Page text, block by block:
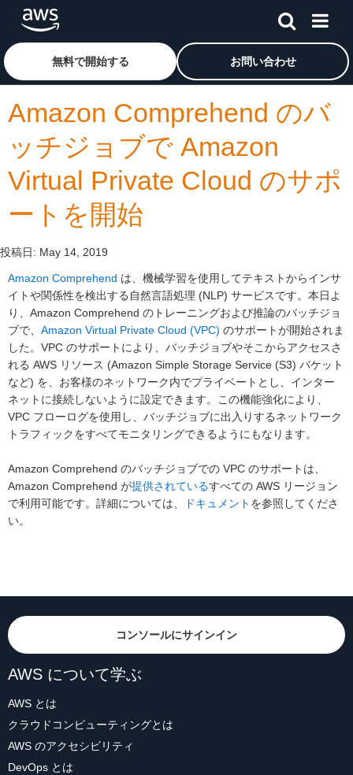
メインコンテンツに移動
アマゾン ウェブ サービスのホームページに戻るには、こ
無料で開始する お問い合わせ
Amazon Comprehend のバ
ッチジョブで Amazon
Virtual Private Cloud のサポ
ートを開始
投稿日: May 14, 2019
Amazon Comprehend は、機械学習を使用してテキストからインサ
イトや関係性を検出する自然言語処理 (NLP) サービスです。本日よ
り、Amazon Comprehend のトレーニングおよび推論のバッチジョ
ブで、 Amazon Virtual Private Cloud (VPC) のサポートが開始されま
した。VPC のサポートにより、バッチジョブやそこからアクセスさ
れる AWS リソース (Amazon Simple Storage Service (S3) バケット
など) を、お客様のネットワーク内でプライベートとし、インター
ネットに接続しないように設定できます。この機能強化により、
VPC フローログを使用し、バッチジョブに出入りするネットワーク
トラフィックをすべてモニタリングできるようにもなります。
Amazon Comprehend のバッチジョブでの VPC のサポートは、
Amazon Comprehend が提供されているすべての AWS リージョン
で利用可能です。詳細については、
ドキュメント を参照してくださ
い。
コンソールにサインイン
AWS について学ぶ
AWS とは
クラウドコンピューティングとは
AWS のアクセシビリティ
DevOps とは